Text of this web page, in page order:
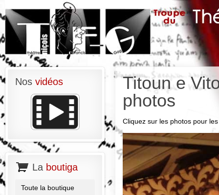
Titoun e
photos
Cliquez sur les photos pour
Nos vidéos
La boutiga
Toute la boutique